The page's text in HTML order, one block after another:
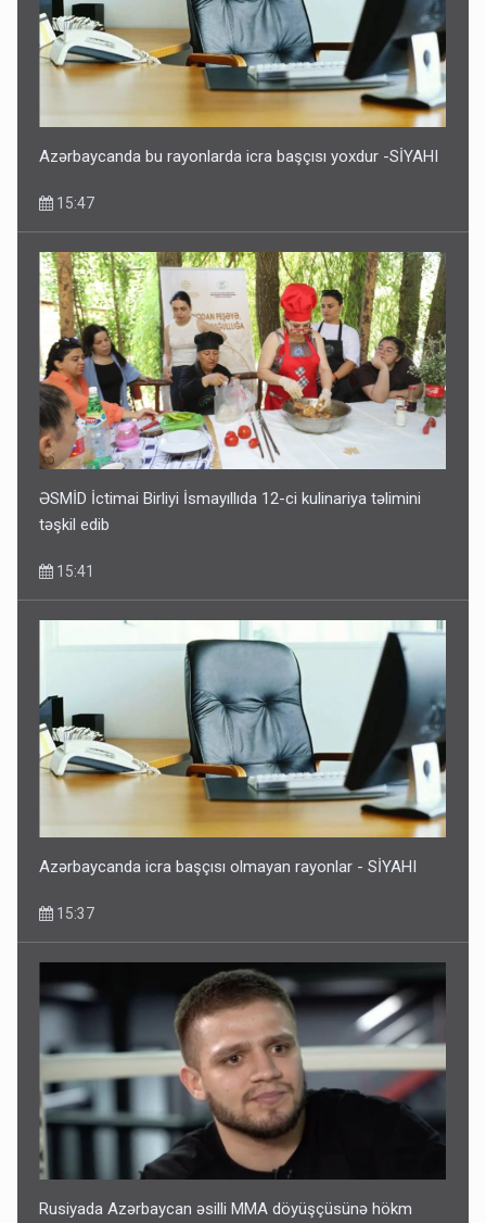
Azərbaycanda bu rayonlarda icra başçısı yoxdur -SİYAHI
15:47
ƏSMİD İctimai Birliyi İsmayıllıda 12-ci kulinariya təlimini
təşkil edib
15:41
Azərbaycanda icra başçısı olmayan rayonlar - SİYAHI
15:37
Rusiyada Azərbaycan əsilli MMA döyüşçüsünə hökm